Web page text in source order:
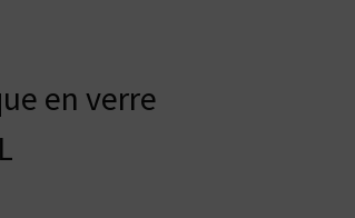
en verre